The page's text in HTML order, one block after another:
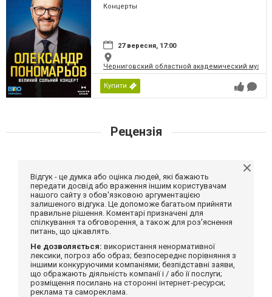
Концерты
27 вересня, 17:00
Черниговский областной академический
Купити
Рецензія
Відгук - це думка або оцінка людей, які бажають
передати досвід або враження іншим користувачам
нашого сайту з обов'язковою аргументацією
залишеного відгука. Це допоможе багатьом прийняти
правильне рішення. Коментарі призначені для
спілкування та обговорення, а також для роз'яснення
питань, що цікавлять.
Не дозволяється: використання ненормативної
лексики, погроз або образ; безпосереднє порівняння з
іншими конкуруючими компаніями; безпідставні заяви,
що ображають діяльність компанії і / або її послуги;
розміщення посилань на сторонні інтернет-ресурси;
реклама та самореклама.